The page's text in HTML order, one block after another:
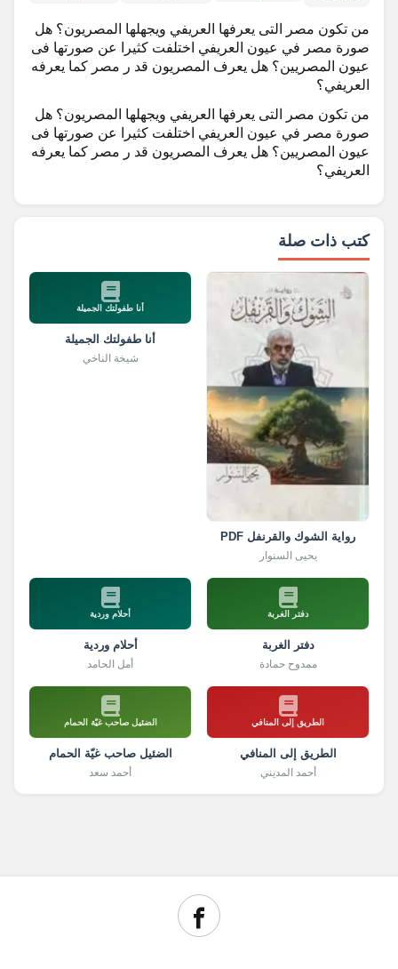
من تكون مصر التى يعرفها العريفي ويجهلها المصريون؟ هل
صورة مصر في عيون العريفي اختلفت كثيرا عن صورتها فى
عيون المصريين؟ هل يعرف المصريون قد ر مصر كما يعرفه
العريفي؟
من تكون مصر التى يعرفها العريفي ويجهلها المصريون؟ هل
صورة مصر في عيون العريفي اختلفت كثيرا عن صورتها فى
عيون المصريين؟ هل يعرف المصريون قد ر مصر كما يعرفه
العريفي؟
كتب ذات صلة
رواية الشوك والقرنفل PDF
يحيى السنوار
أنا طفولتك الجميلة
أنا طفولتك الجميلة
شيخة الناخي
دفتر الغربة
دفتر الغربة
ممدوح حمادة
أحلام وردية
أحلام وردية
أمل الحامد
الطريق إلى المنافي
الطريق إلى المنافي
أحمد المديني
الضئيل صاحب غيّة الحمام
الضئيل صاحب غيّة الحمام
أحمد سعد